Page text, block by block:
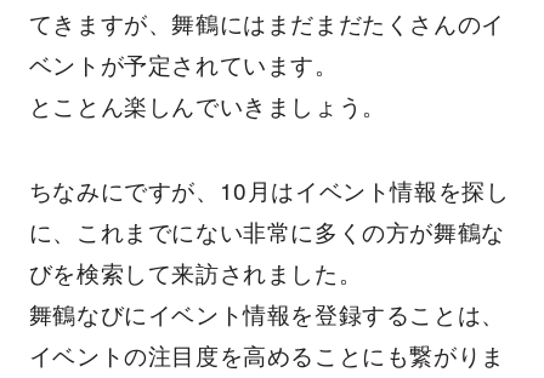
てきますが、舞鶴にはまだまだたくさんのイ
ベントが予定されています。
とことん楽しんでいきましょう。
ちなみにですが、10月はイベント情報を探し
に、これまでにない非常に多くの方が舞鶴な
びを検索して来訪されました。
舞鶴なびにイベント情報を登録することは、
イベントの注目度を高めることにも繋がりま